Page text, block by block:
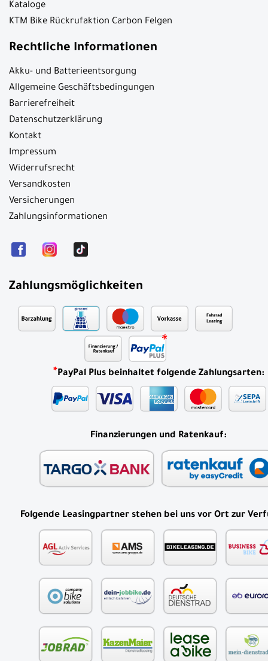
Kataloge
KTM Bike Rückrufaktion Carbon Felgen
Rechtliche Informationen
Akku- und Batterieentsorgung
Allgemeine Geschäftsbedingungen
Barrierefreiheit
Datenschutzerklärung
Kontakt
Impressum
Widerrufsrecht
Versandkosten
Versicherungen
Zahlungsinformationen
Zahlungsmöglichkeiten
*PayPal Plus beinhaltet folgende Zahlungsarten:
Finanzierungen und Ratenkauf:
Folgende Leasingpartner stehen bei uns vor Ort zur